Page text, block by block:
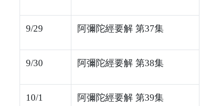
9/29 阿彌陀經要解 第37集
9/30 阿彌陀經要解 第38集
10/1 阿彌陀經要解 第39集